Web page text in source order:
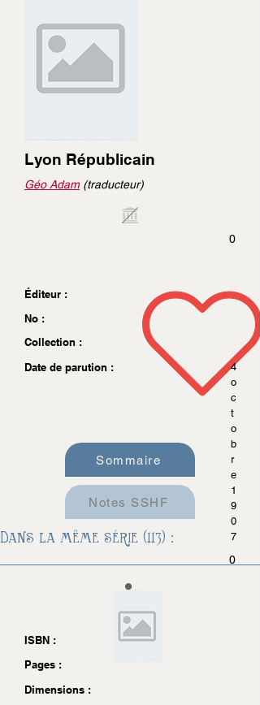
Lyon Républicain
Géo Adam (traducteur)
0
Éditeur :
No :
Collection :
Date de parution :
4
o
c
t
o
b
r
e
1
9
0
7
0
ISBN :
Pages :
Dimensions :
Sommaire
Notes SSHF
Dans la même série (113) :